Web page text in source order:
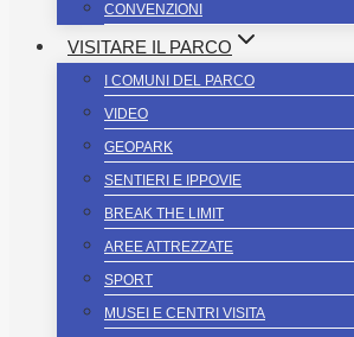
CONVENZIONI
VISITARE IL PARCO
I COMUNI DEL PARCO
VIDEO
GEOPARK
SENTIERI E IPPOVIE
BREAK THE LIMIT
AREE ATTREZZATE
SPORT
MUSEI E CENTRI VISITA